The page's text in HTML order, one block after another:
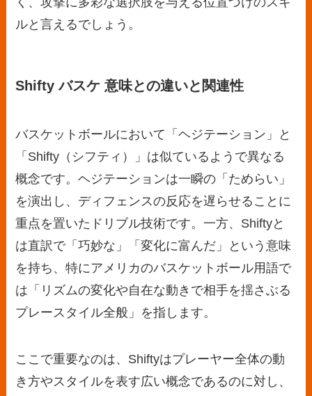
ルと言えるでしょう。
Shifty バスケ 意味との違いと関連性
バスケットボールにおいて「ヘジテーション」と
「Shifty（シフティ）」は似ているようで異なる
概念です。ヘジテーションは一瞬の「ためらい」
を演出し、ディフェンスの反応を遅らせることに
重点を置いたドリブル技術です。一方、Shiftyと
は直訳で「巧妙な」「変化に富んだ」という意味
を持ち、特にアメリカのバスケットボール用語で
は「リズムの変化や自在な動きで相手を揺さぶる
プレースタイル全般」を指します。
ここで重要なのは、Shiftyはプレーヤー全体の動
き方やスタイルを表す広い概念であるのに対し、